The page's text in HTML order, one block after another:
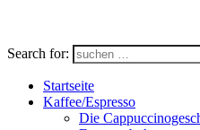
Search for:
Startseite
Kaffee/Espresso
Die